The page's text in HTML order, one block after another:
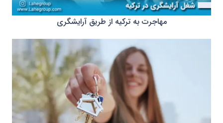
مهاجرت به ترکیه از طریق آرایشگری